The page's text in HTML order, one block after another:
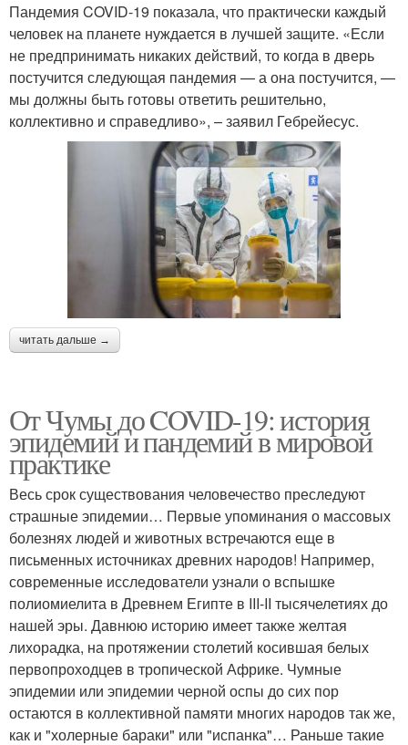
Пандемия COVID-19 показала, что практически каждый
человек на планете нуждается в лучшей защите. «Если
не предпринимать никаких действий, то когда в дверь
постучится следующая пандемия — а она постучится, —
мы должны быть готовы ответить решительно,
коллективно и справедливо», – заявил Гебрейесус.
читать дальше →
От Чумы до COVID-19: история
эпидемий и пандемий в мировой
практике
Весь срок существования человечество преследуют
страшные эпидемии… Первые упоминания о массовых
болезнях людей и животных встречаются еще в
письменных источниках древних народов! Например,
современные исследователи узнали о вспышке
полиомиелита в Древнем Египте в III-II тысячелетиях до
нашей эры. Давнюю историю имеет также желтая
лихорадка, на протяжении столетий косившая белых
первопроходцев в тропической Африке. Чумные
эпидемии или эпидемии черной оспы до сих пор
остаются в коллективной памяти многих народов так же,
как и "холерные бараки" или "испанка"… Раньше такие